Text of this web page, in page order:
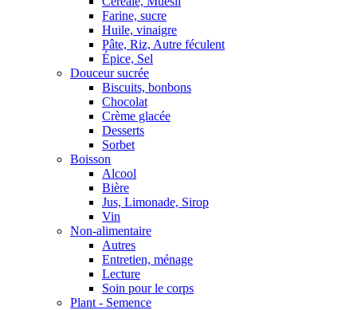
Farine, sucre
Huile, vinaigre
Pâte, Riz, Autre féculent
Épice, Sel
Douceur sucrée
Biscuits, bonbons
Chocolat
Crème glacée
Desserts
Sorbet
Boisson
Alcool
Bière
Jus, Limonade, Sirop
Vin
Non-alimentaire
Autres
Entretien, ménage
Lecture
Soin pour le corps
Plant - Semence